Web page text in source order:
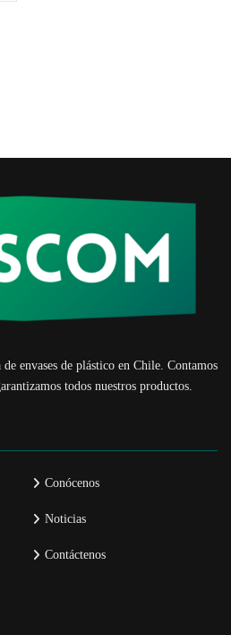
envases de plástico en Chile. Contamos
todos nuestros productos.
Conócenos
Noticias
Contáctenos